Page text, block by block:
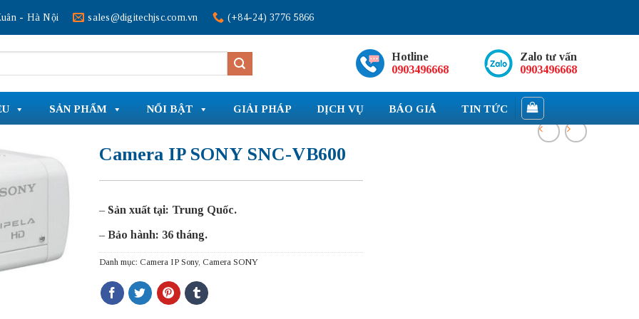
- Hà Nội sales@digitechjsc.com.vn (+84-24) 3776 5866
Hotline
0903496668
Zalo tư vấn
0903496668
SẢN PHẨM NỔI BẬT GIẢI PHÁP DỊCH VỤ BÁO GIÁ TIN TỨC
Camera IP SONY SNC-VB600
– Sản xuất tại: Trung Quốc.
– Bảo hành: 36 tháng.
Danh mục: Camera IP Sony, Camera SONY